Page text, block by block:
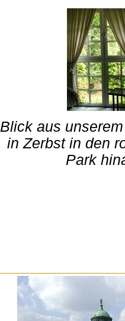
Blick aus
in Zerbst in den
Park